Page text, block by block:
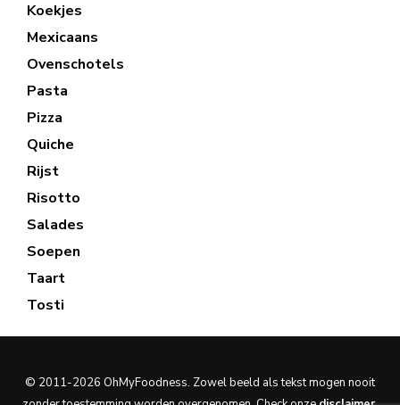
Koekjes
Mexicaans
Ovenschotels
Pasta
Pizza
Quiche
Rijst
Risotto
Salades
Soepen
Taart
Tosti
© 2011-2026 OhMyFoodness. Zowel beeld als tekst mogen nooit